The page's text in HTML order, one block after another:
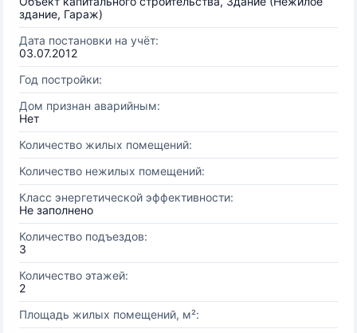
здание, Гараж)
Дата постановки на учёт:
03.07.2012
Год постройки:
Дом признан аварийным:
Нет
Количество жилых помещений:
Количество нежилых помещений:
Класс энергетической эффективности:
Не заполнено
Количество подъездов:
3
Количество этажей:
2
Площадь жилых помещений, м²: